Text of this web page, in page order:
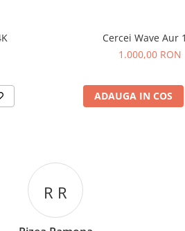
Cercei Wave Aur
1.000,00 RON
ADAUGA IN COS